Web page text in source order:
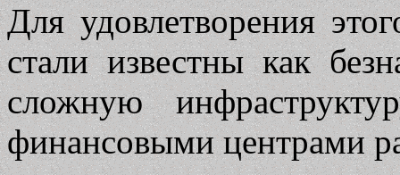
Для удовлетворения
стали известны как
сложную
финансовыми центрами